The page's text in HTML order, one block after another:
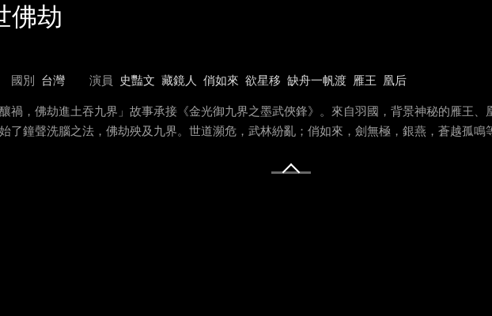
佛劫
國別 台灣 演員 史豔文 藏鏡人 俏如來 欲星移 缺舟一帆渡 雁王 凰后
禍，佛劫進土吞九界」故事承接《金光御九界之墨武俠鋒》。來自羽國，背景神秘的雁王
了鐘聲洗腦之法，佛劫殃及九界。世道瀕危，武林紛亂；俏如來，劍無極，銀燕，蒼越孤鳴